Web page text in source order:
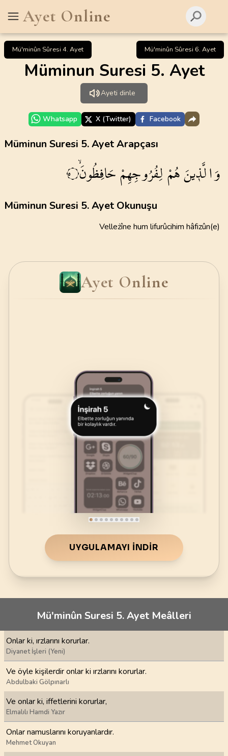
Ayet Online
Mü'minûn Sûresi 4. Ayet Mü'minûn Sûresi 6. Ayet
Müminun Suresi 5. Ayet
Ayeti dinle
Whatsapp X (Twitter) Facebook
Müminun Suresi 5. Ayet Arapçası
وَالَّذ۪ينَهُمْلِفُرُوجِهِمْحَافِظُونَۙ ٥
Müminun Suresi 5. Ayet Okunuşu
Velleżîne hum lifurûcihim hâfizûn(e)
Ayet Online
UYGULAMAYI İNDIR
Mü'minûn Suresi 5. Ayet Meâlleri
Onlar ki, ırzlarını korurlar.
Diyanet İşleri (Yeni)
Ve öyle kişilerdir onlar ki ırzlarını korurlar.
Abdulbaki Gölpınarlı
Ve onlar ki, iffetlerini korurlar,
Elmalılı Hamdi Yazır
Onlar namuslarını koruyanlardır.
Mehmet Okuyan